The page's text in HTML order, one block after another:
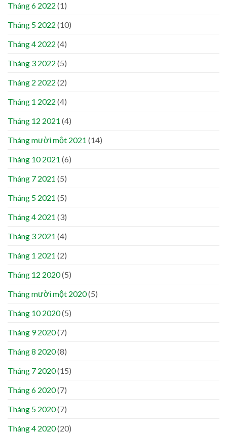
Tháng 6 2022 (1)
Tháng 5 2022 (10)
Tháng 4 2022 (4)
Tháng 3 2022 (5)
Tháng 2 2022 (2)
Tháng 1 2022 (4)
Tháng 12 2021 (4)
Tháng mười một 2021 (14)
Tháng 10 2021 (6)
Tháng 7 2021 (5)
Tháng 5 2021 (5)
Tháng 4 2021 (3)
Tháng 3 2021 (4)
Tháng 1 2021 (2)
Tháng 12 2020(5)
Tháng mười một 2020(5)
Tháng 10 2020(5)
Tháng 9 2020(7)
Tháng 8 2020(8)
Tháng 7 2020(15)
Tháng 6 2020(7)
Tháng 5 2020(7)
Tháng 4 2020(20)